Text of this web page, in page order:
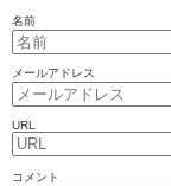
名前
メールアドレス
URL
コメント